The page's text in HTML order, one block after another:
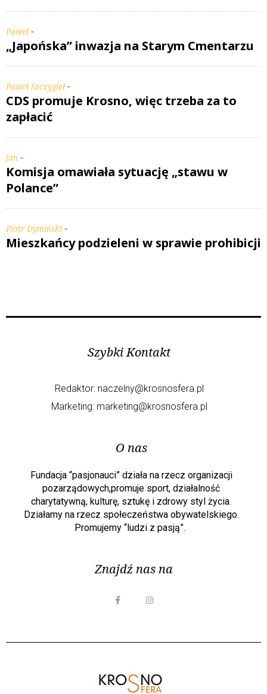
Paweł -
„Japońska” inwazja na Starym Cmentarzu
Paweł Szczygieł -
CDS promuje Krosno, więc trzeba za to
zapłacić
jan -
Komisja omawiała sytuację „stawu w
Polance”
Piotr Dymiński -
Mieszkańcy podzieleni w sprawie prohibicji
Szybki Kontakt
Redaktor: naczelny@krosnosfera.pl
Marketing: marketing@krosnosfera.pl
O nas
Fundacja “pasjonauci” działa na rzecz organizacji
pozarządowych,promuje sport, działalność
charytatywną, kulturę, sztukę i zdrowy styl życia.
Działamy na rzecz społeczeństwa obywatelskiego.
Promujemy “ludzi z pasją”.
Znajdź nas na